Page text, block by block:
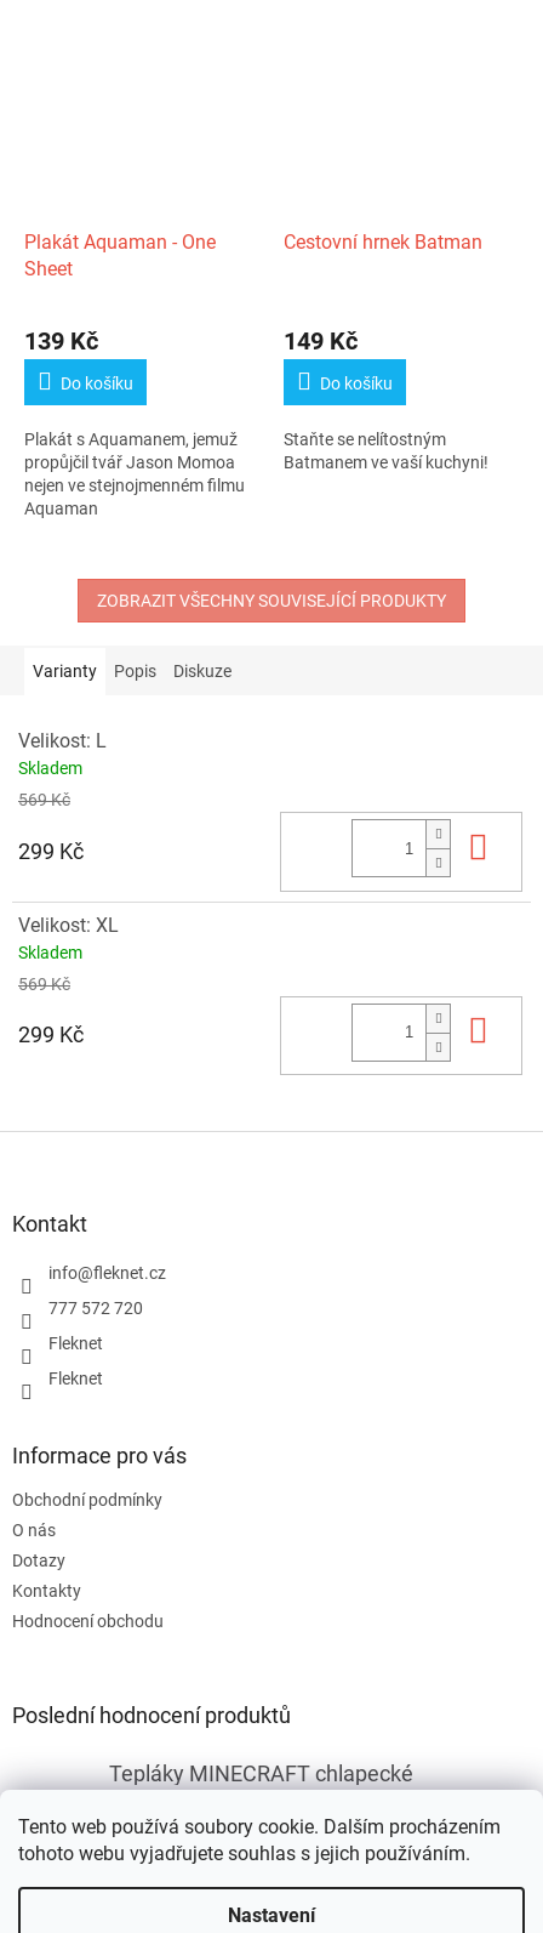
Tento web používá soubory cookie. Dalším procházením
tohoto webu vyjadřujete souhlas s jejich používáním.
Nastavení
Plakát Aquaman - One
Sheet
hodnocení
produktu
5
hvězdiček.
139 Kč
Do košíku
Plakát s Aquamanem, jemuž
propůjčil tvář Jason Momoa
nejen ve stejnojmenném filmu
Aquaman
Cestovní hrnek Batman
hodnocení
produktu
5
hvězdiček.
149 Kč
Do košíku
Staňte se nelítostným
Batmanem ve vaší kuchyni!
ZOBRAZIT VŠECHNY SOUVISEJÍCÍ PRODUKTY
Varianty Popis Diskuze
Velikost: L
Skladem
569 Kč
299 Kč
Velikost: XL
Skladem
569 Kč
299 Kč
Kontakt
info@fleknet.cz
777 572 720
Fleknet
Fleknet
Informace pro vás
Obchodní podmínky
O nás
Dotazy
Kontakty
Hodnocení obchodu
Poslední hodnocení produktů
Tepláky MINECRAFT chlapecké